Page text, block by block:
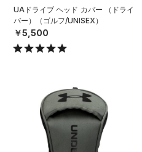
UAドライブ ヘッド カバー （ドライ
バー）（ゴルフ/UNISEX）
￥5,500